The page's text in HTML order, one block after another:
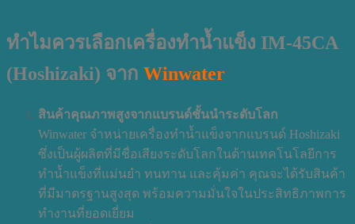
ทำไมควรเลือกเครื่องทำน้ำแข็ง IM-45CA
(Hoshizaki) จาก Winwater
สินค้าคุณภาพสูงจากแบรนด์ชั้นนำระดับโลก
Winwater จำหน่ายเครื่องทำน้ำแข็งจากแบรนด์ Hoshizaki
ซึ่งเป็นผู้ผลิตที่มีชื่อเสียงระดับโลกในด้านเทคโนโลยีการ
ทำน้ำแข็งที่แม่นยำ ทนทาน และคุ้มค่า คุณจะได้รับสินค้า
ที่มีมาตรฐานสูงสุด พร้อมความมั่นใจในประสิทธิภาพการ
ทำงานที่ยอดเยี่ยม